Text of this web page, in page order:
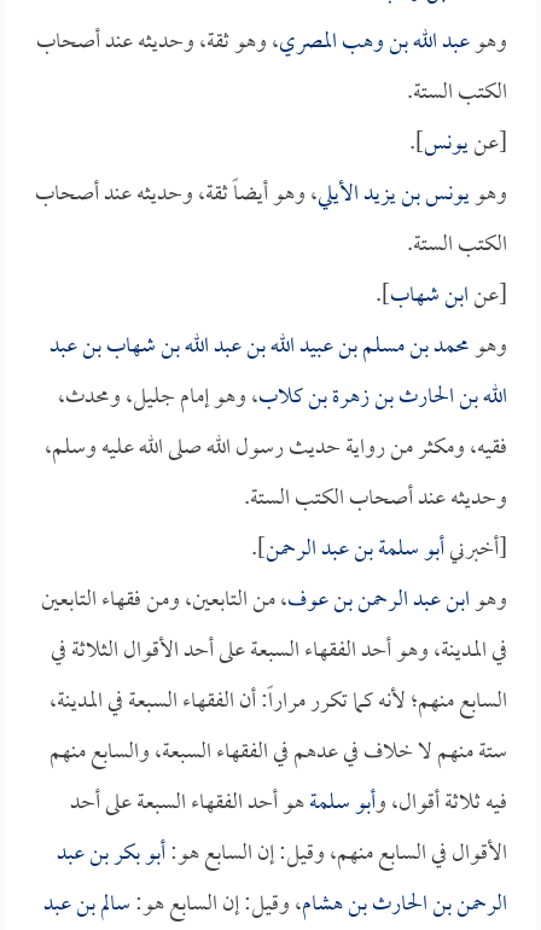
وهوعبد الله بن وهب المصري، وهو ثقة، وحديثه عند أصحاب
الكتب الستة.
[عنيونس].
وهويونس بن يزيد الأيلي، وهو أيضاً ثقة، وحديثه عند أصحاب
الكتب الستة.
[عنابن شهاب].
وهومحمد بن مسلم بن عبيد الله بن عبد الله بن شهاب بن عبد
الله بن الحارث بن زهرة بن كلاب، وهو إمام جليل، ومحدث،
فقيه، ومكثر من رواية حديث رسول الله صلى الله عليه وسلم،
وحديثه عند أصحاب الكتب الستة.
[أخبرنيأبو سلمة بن عبد الرحمن].
وهوابن عبد الرحمن بن عوف، من التابعين، ومن فقهاء التابعين
في المدينة، وهو أحد الفقهاء السبعة على أحد الأقوال الثلاثة في
السابع منهم؛ لأنه كما تكرر مراراً: أن الفقهاء السبعة في المدينة،
ستة منهم لا خلاف في عدهم في الفقهاء السبعة، والسابع منهم
فيه ثلاثة أقوال، وأبو سلمةهو أحد الفقهاء السبعة على أحد
الأقوال في السابع منهم، وقيل: إن السابع هو:أبو بكر بن عبد
الرحمن بن الحارث بن هشام، وقيل: إن السابع هو:سالم بن عبد